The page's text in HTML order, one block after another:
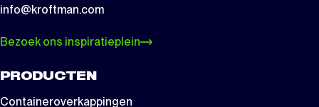
info@kroftman.com
Bezoek ons inspiratieplein
PRODUCTEN
Containeroverkappingen